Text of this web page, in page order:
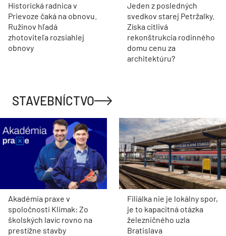
Historická radnica v
Prievoze čaká na obnovu.
Ružinov hľadá
zhotoviteľa rozsiahlej
obnovy
Jeden z posledných
svedkov starej Petržalky.
Získa citlivá
rekonštrukcia rodinného
domu cenu za
architektúru?
STAVEBNÍCTVO
Akadémia praxe v
spoločnosti Klimak: Zo
školských lavíc rovno na
prestížne stavby
Filiálka nie je lokálny spor,
je to kapacitná otázka
železničného uzla
Bratislava